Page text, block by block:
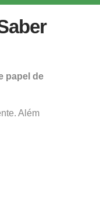
papel de
Além